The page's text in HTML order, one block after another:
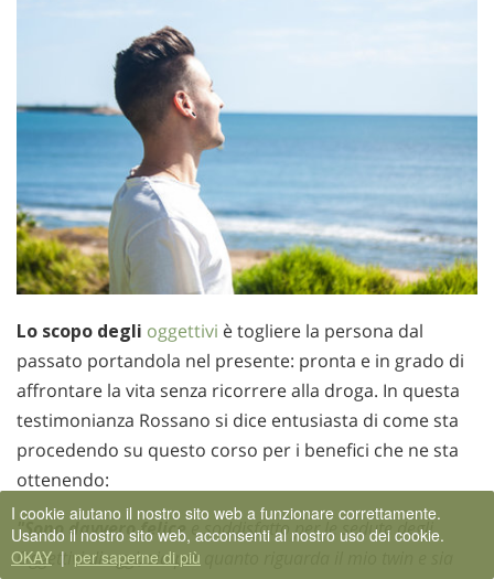
Lo scopo degli oggettivi è togliere la persona dal
passato portandola nel presente: pronta e in grado di
affrontare la vita senza ricorrere alla droga. In questa
testimonianza Rossano si dice entusiasta di come sta
procedendo su questo corso per i benefici che ne sta
ottenendo:
"Sono davvero felice e soddisfatto per le sedute degli
Oggettivi di oggi, sia per quanto riguarda il mio twin e sia
I cookie aiutano il nostro sito web a funzionare correttamente.
Usando il nostro sito web, acconsenti al nostro uso dei cookie.
OKAY | per saperne di più